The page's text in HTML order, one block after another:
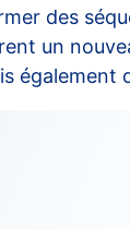
des
un